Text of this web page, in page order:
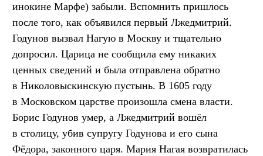
инокине Марфе) забыли. Вспомнить пришлось
после того, как объявился первый Лжедмитрий.
Годунов вызвал Нагую в Москву и тщательно
допросил. Царица не сообщила ему никаких
ценных сведений и была отправлена обратно
в Николовыскинскую пустынь. В 1605 году
в Московском царстве произошла смена власти.
Борис Годунов умер, а Лжедмитрий вошёл
в столицу, убив супругу Годунова и его сына
Фёдора, законного царя. Мария Нагая возвратилась